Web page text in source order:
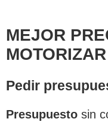
MEJOR
Pedir
Presupuestosin